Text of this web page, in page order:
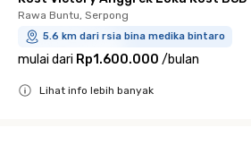
Rawa Buntu, Serpong
5.6 km dari rsia bina medika bintaro
mulai dari Rp1.600.000 /bulan
Lihat info lebih banyak